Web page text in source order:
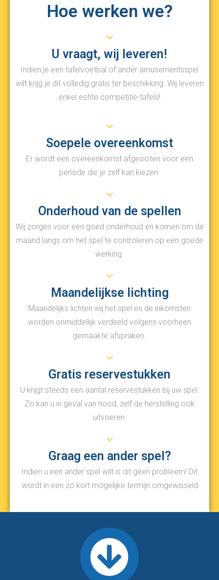
Hoe werken we?
U vraagt, wij leveren!
Indien je een tafelvoetbal of ander amusementsspel
wilt krijg je dit volledig gratis ter beschikking. Wij leveren
enkel echte competitie-tafels!
Soepele overeenkomst
Er wordt een overeenkomst afgesloten voor een
periode die je zelf kan kiezen.
Onderhoud van de spellen
Wij zorgen voor een goed onderhoud en komen om de
maand langs om het spel te controleren op een goede
werking.
Maandelijkse lichting
Maandelijks lichten wij het spel en de inkomsten
worden onmiddellijk verdeeld volgens voorheen
gemaakte afspraken.
Gratis reservestukken
U krijgt steeds een aantal reservestukken bij uw spel.
Zo kan u in geval van nood, zelf de herstelling ook
uitvoeren.
Graag een ander spel?
Indien u een ander spel wilt is dit geen probleem! Dit
wordt in een zo kort mogelijke termijn omgewisseld